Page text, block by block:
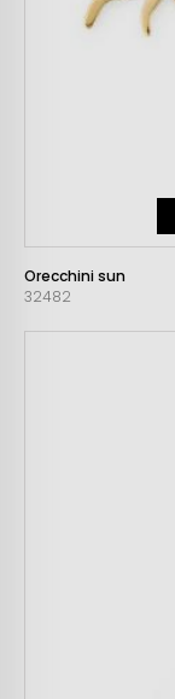
Orecchini sun
32482